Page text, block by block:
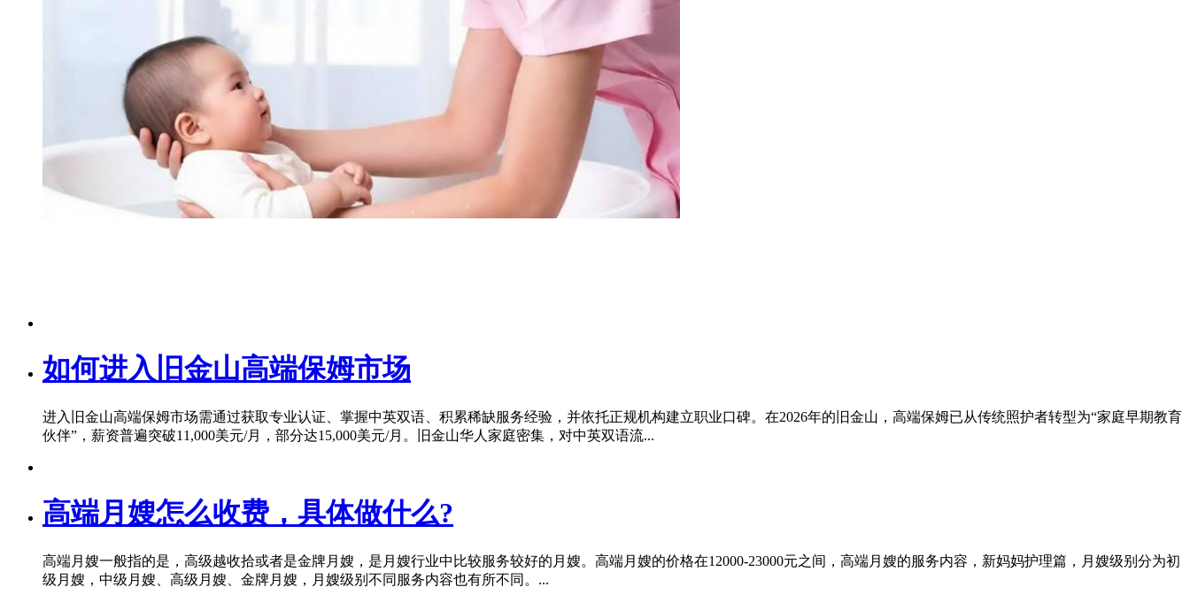
如何进入旧金山高端保姆市场
进入旧金山高端保姆市场需通过获取专业认证、掌握中英双语、积累稀缺服务经验，并依托正规机构建立职业口碑。在2026年的旧金山，高端保姆已从传统照护者转型为“家庭早期教育
伙伴”，薪资普遍突破11,000美元/月，部分达15,000美元/月。旧金山华人家庭密集，对中英双语流...
高端月嫂怎么收费，具体做什么?
高端月嫂一般指的是，高级越收拾或者是金牌月嫂，是月嫂行业中比较服务较好的月嫂。高端月嫂的价格在12000-23000元之间，高端月嫂的服务内容，新妈妈护理篇，月嫂级别分为初
级月嫂，中级月嫂、高级月嫂、金牌月嫂，月嫂级别不同服务内容也有所不同。...